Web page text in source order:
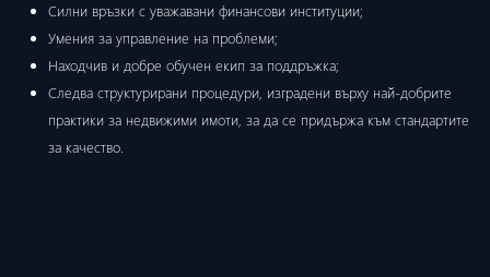
Силни връзки с уважавани финансови институции;
Умения за управление на проблеми;
Находчив и добре обучен екип за поддръжка;
Следва структурирани процедури, изградени върху най-добрите
практики за недвижими имоти, за да се придържа към стандартите
за качество.